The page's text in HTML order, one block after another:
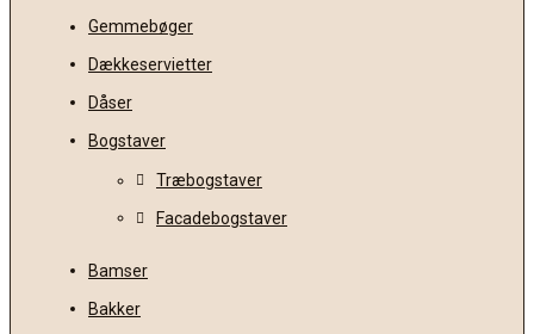
Gemmebøger
Dækkeservietter
Dåser
Bogstaver
Træbogstaver
Facadebogstaver
Bamser
Bakker